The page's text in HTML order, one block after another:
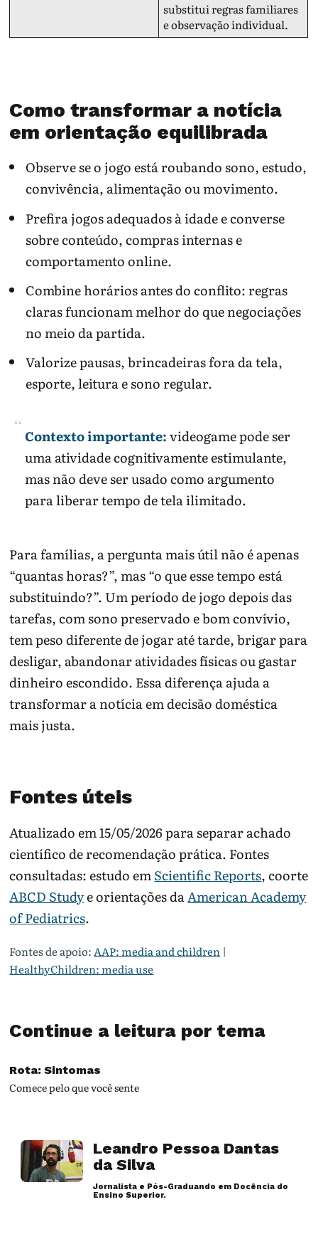
substitui regras familiares
e observação individual.
Como transformar a notícia
em orientação equilibrada
Observe se o jogo está roubando sono, estudo,
convivência, alimentação ou movimento.
Prefira jogos adequados à idade e converse
sobre conteúdo, compras internas e
comportamento online.
Combine horários antes do conflito: regras
claras funcionam melhor do que negociações
no meio da partida.
Valorize pausas, brincadeiras fora da tela,
esporte, leitura e sono regular.
Contexto importante:videogame pode ser
uma atividade cognitivamente estimulante,
mas não deve ser usado como argumento
para liberar tempo de tela ilimitado.
Para famílias, a pergunta mais útil não é apenas
“quantas horas?”, mas “o que esse tempo está
substituindo?”. Um período de jogo depois das
tarefas, com sono preservado e bom convívio,
tem peso diferente de jogar até tarde, brigar para
desligar, abandonar atividades físicas ou gastar
dinheiro escondido. Essa diferença ajuda a
transformar a notícia em decisão doméstica
mais justa.
Fontes úteis
Atualizado em 15/05/2026 para separar achado
científico de recomendação prática. Fontes
consultadas: estudo emScientific Reports, coorte
ABCD Studye orientações daAmerican Academy
of Pediatrics.
Fontes de apoio:AAP: media and children |
HealthyChildren: media use
Continue a leitura por tema
Rota: Sintomas
Comece pelo que você sente
Leandro Pessoa Dantas
da Silva
Jornalista e Pós-Graduando em Docência do
Ensino Superior.